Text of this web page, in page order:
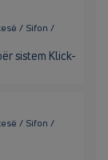
/ Sifon /
sistem Klick-
/ Sifon /